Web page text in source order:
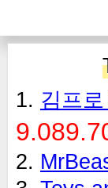
1. 김프
2.